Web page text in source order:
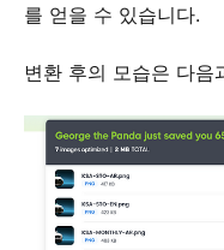
를 얻을 수 있습니다.
변환 후의 모습은 다음